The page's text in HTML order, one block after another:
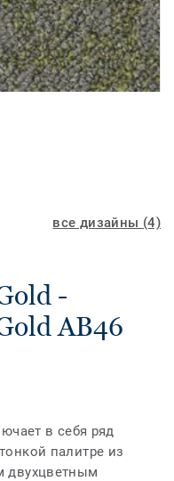
все дизайны (4)
-
AB46
в себя ряд
палитре из
двухцветным